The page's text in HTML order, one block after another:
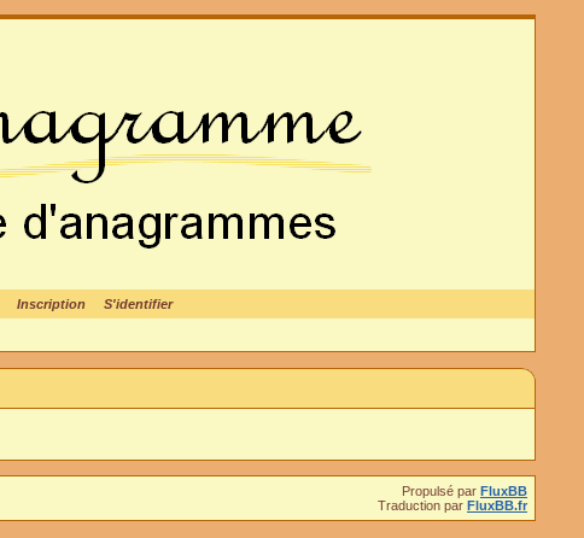
Inscription S'identifier
Propulsé par FluxBB
Traduction par FluxBB.fr